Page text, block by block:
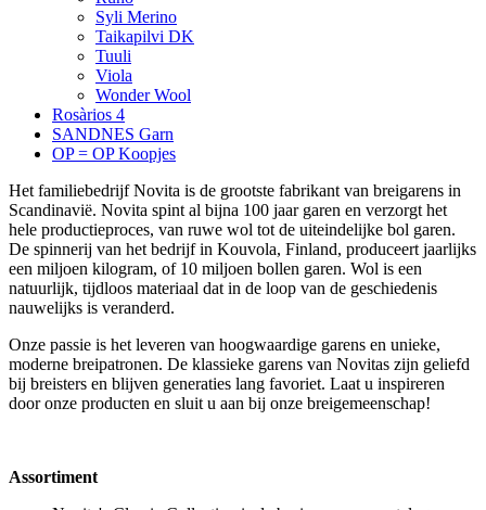
Syli Merino
Taikapilvi DK
Tuuli
Viola
Wonder Wool
Rosàrios 4
SANDNES Garn
OP = OP Koopjes
Het familiebedrijf Novita is de grootste fabrikant van breigarens in
Scandinavië. Novita spint al bijna 100 jaar garen en verzorgt het
hele productieproces, van ruwe wol tot de uiteindelijke bol garen.
De spinnerij van het bedrijf in Kouvola, Finland, produceert jaarlijks
een miljoen kilogram, of 10 miljoen bollen garen. Wol is een
natuurlijk, tijdloos materiaal dat in de loop van de geschiedenis
nauwelijks is veranderd.
Onze passie is het leveren van hoogwaardige garens en unieke,
moderne breipatronen. De klassieke garens van Novitas zijn geliefd
bij breisters en blijven generaties lang favoriet. Laat u inspireren
door onze producten en sluit u aan bij onze breigemeenschap!
Assortiment